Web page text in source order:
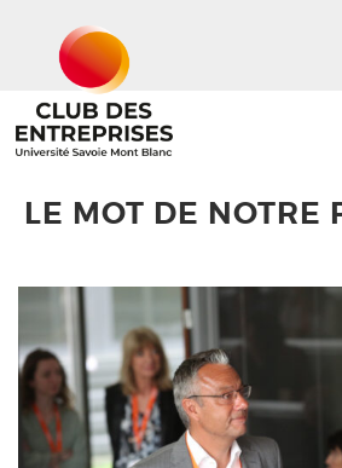
LE MOT DE NOTRE